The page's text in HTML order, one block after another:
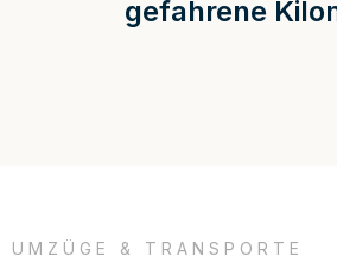
gefahrene
UMZÜGE & TRANSPORTE